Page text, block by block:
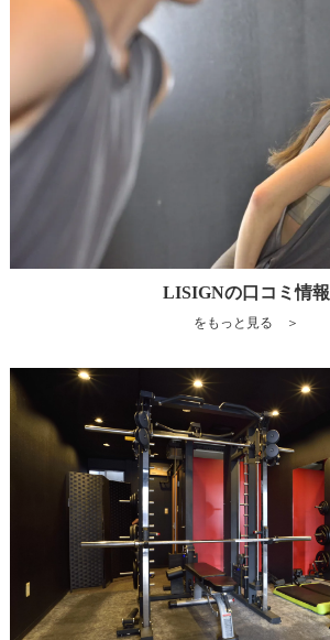
LISIGNの口コミ情報
をもっと見る ＞